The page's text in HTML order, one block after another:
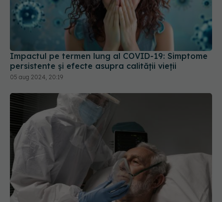
Impactul pe termen lung al COVID-19: Simptome
persistente și efecte asupra calității vieții
05 aug 2024, 20:19